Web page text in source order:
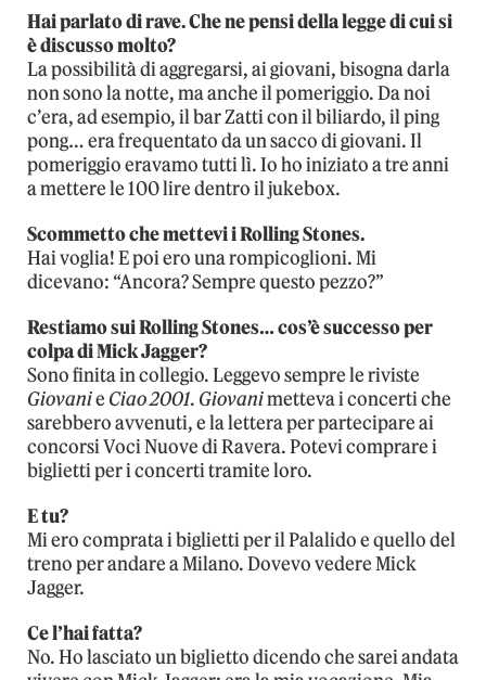
Hai parlato di rave. Che ne pensi della legge di cui si
è discusso molto?
La possibilità di aggregarsi, ai giovani, bisogna darla
non sono la notte, ma anche il pomeriggio. Da noi
c’era, ad esempio, il bar Zatti con il biliardo, il ping
pong… era frequentato da un sacco di giovani. Il
pomeriggio eravamo tutti lì. Io ho iniziato a tre anni
a mettere le 100 lire dentro il jukebox.
Scommetto che mettevi i Rolling Stones.
Hai voglia! E poi ero una rompicoglioni. Mi
dicevano: “Ancora? Sempre questo pezzo?”
Restiamo sui Rolling Stones… cos’è successo per
colpa di Mick Jagger?
Sono finita in collegio. Leggevo sempre le riviste
Giovanie Ciao 2001. Giovanimetteva i concerti che
sarebbero avvenuti, e la lettera per partecipare ai
concorsi Voci Nuove di Ravera. Potevi comprare i
biglietti per i concerti tramite loro.
E tu?
Mi ero comprata i biglietti per il Palalido e quello del
treno per andare a Milano. Dovevo vedere Mick
Jagger.
Ce l’hai fatta?
No. Ho lasciato un biglietto dicendo che sarei andata